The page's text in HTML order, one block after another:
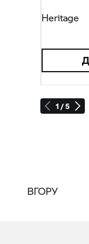
1 / 5
Heritage
ВГОРУ